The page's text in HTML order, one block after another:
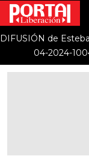
DIFUSIÓN de
04-2024-